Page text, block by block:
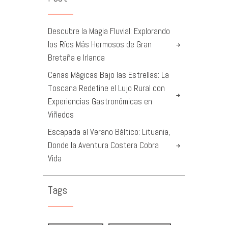
Descubre la Magia Fluvial: Explorando
los Ríos Más Hermosos de Gran
Bretaña e Irlanda
Cenas Mágicas Bajo las Estrellas: La
Toscana Redefine el Lujo Rural con
Experiencias Gastronómicas en
Viñedos
Escapada al Verano Báltico: Lituania,
Donde la Aventura Costera Cobra
Vida
Tags